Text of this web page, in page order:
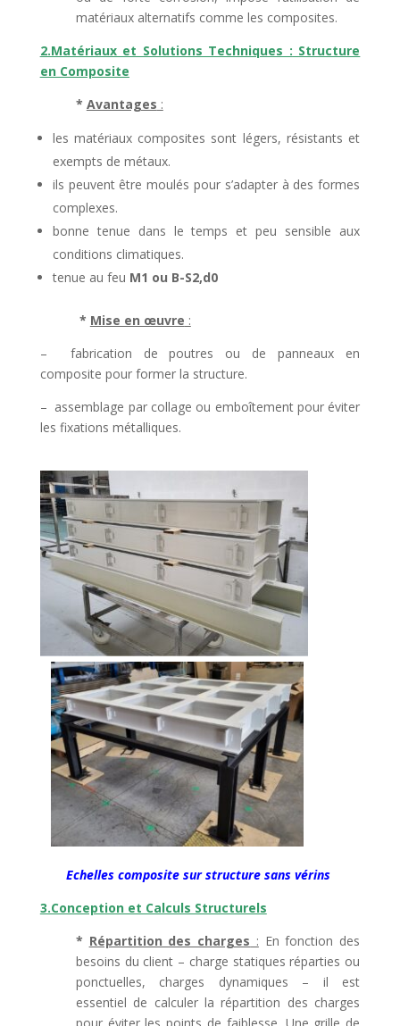
matériaux alternatifs comme les composites.
2.Matériaux et Solutions Techniques : Structure
en Composite
* Avantages :
les matériaux composites sont légers, résistants et
exempts de métaux.
ils peuvent être moulés pour s’adapter à des formes
complexes.
bonne tenue dans le temps et peu sensible aux
conditions climatiques.
tenue au feu M1 ou B-S2,d0
* Mise en œuvre :
– fabrication de poutres ou de panneaux en
composite pour former la structure.
– assemblage par collage ou emboîtement pour éviter
les fixations métalliques.
Echelles composite sur structure sans vérins
3.Conception et Calculs Structurels
* Répartition des charges : En fonction des
besoins du client – charge statiques réparties ou
ponctuelles, charges dynamiques – il est
essentiel de calculer la répartition des charges